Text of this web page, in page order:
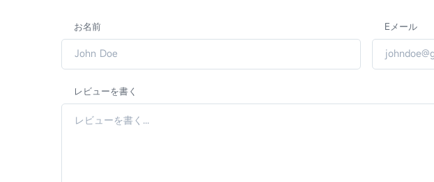
お名前 Eメール
レビューを書く